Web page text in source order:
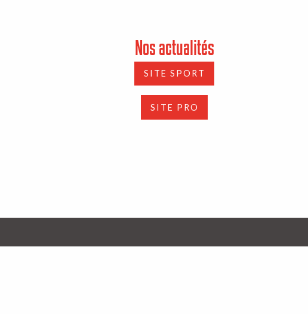
Nos actualités
SITE SPORT
SITE PRO